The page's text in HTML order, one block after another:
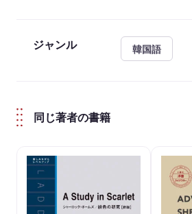
ジャンル 韓国語
同じ著者の書籍